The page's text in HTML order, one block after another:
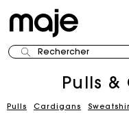
Rechercher
Pulls
Pulls Cardigans